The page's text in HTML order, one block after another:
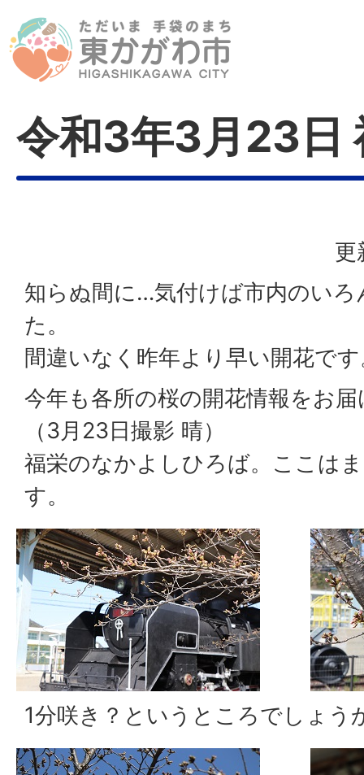
令和3年3月23日
更
知らぬ間に…気付けば市内のい
た。
間違いなく昨年より早い開花で
今年も各所の桜の開花情報をお
（3月23日撮影 晴）
福栄のなかよしひろば。ここは
す。
1分咲き？というところでしょう